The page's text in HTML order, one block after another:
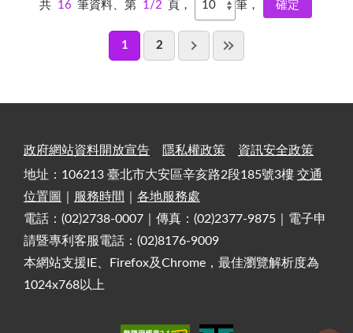
共 16 筆資料、第 1/2 頁， 筆，
1 2
政府網站資料開放宣告 隱私權政策
資訊安全政策
地址：106213 臺北市大安區辛亥路2段185號3樓 交通
位置圖
服務時間
各地服務處
電話：(02)2738-0007｜傳真：(02)2377-9875｜電子申
請暨專利客服電話：(02)8176-9009
本網站支援IE、Firefox及Chrome，最佳瀏覽解析度為
1024x768以上